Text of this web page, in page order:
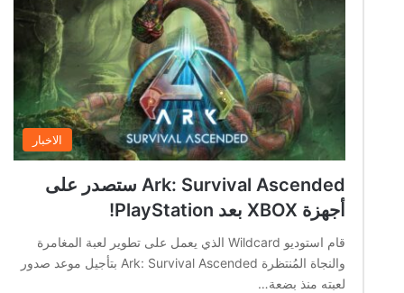
الاخبار
Ark: Survival Ascended ستصدر على
أجهزة XBOX بعد PlayStation!
قام استوديو Wildcard الذي يعمل على تطوير لعبة المغامرة
والنجاة المُنتظرة Ark: Survival Ascended بتأجيل موعد صدور
لعبته منذ بضعة…